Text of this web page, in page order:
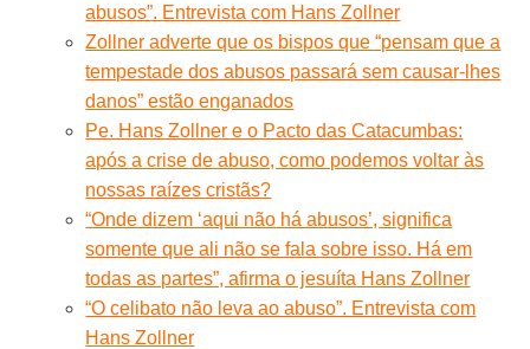
abusos”. Entrevista com Hans Zollner
Zollner adverte que os bispos que “pensam que a
tempestade dos abusos passará sem causar-lhes
danos” estão enganados
Pe. Hans Zollner e o Pacto das Catacumbas:
após a crise de abuso, como podemos voltar às
nossas raízes cristãs?
“Onde dizem ‘aqui não há abusos’, significa
somente que ali não se fala sobre isso. Há em
todas as partes”, afirma o jesuíta Hans Zollner
“O celibato não leva ao abuso”. Entrevista com
Hans Zollner